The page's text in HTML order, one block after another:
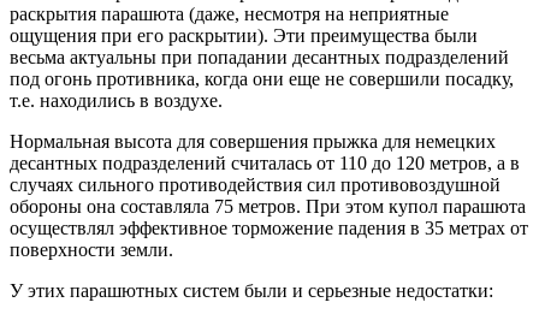
раскрытия парашюта (даже, несмотря на неприятные
ощущения при его раскрытии). Эти преимущества были
весьма актуальны при попадании десантных подразделений
под огонь противника, когда они еще не совершили посадку,
т.е. находились в воздухе.
Нормальная высота для совершения прыжка для немецких
десантных подразделений считалась от 110 до 120 метров, а в
случаях сильного противодействия сил противовоздушной
обороны она составляла 75 метров. При этом купол парашюта
осуществлял эффективное торможение падения в 35 метрах от
поверхности земли.
У этих парашютных систем были и серьезные недостатки: